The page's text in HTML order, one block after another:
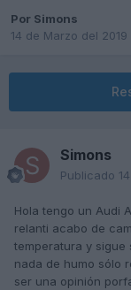
Por Simons
14 de Marzo del 2019
Simons
Publicado
Hola tengo un Audi
relanti acabo de
temperatura y sigue
nada de humo sólo
ser una opinión